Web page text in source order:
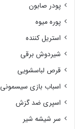
پودر صابون
پوره میوه
استریل کننده
شیردوش برقی
قرص لباسشویی
اسباب بازی سیسمونی
اسپری ضد گزش
سر شیشه شیر